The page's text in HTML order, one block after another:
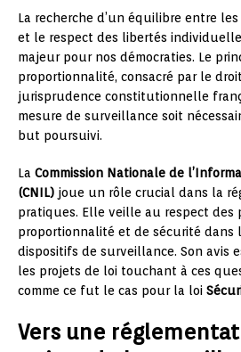
La recherche d’un équilibre entre
et le respect des libertés
majeur pour nos démocraties. Le
proportionnalité, consacré par le
jurisprudence constitutionnelle
mesure de surveillance soit
but poursuivi.
La Commission Nationale de
(CNIL) joue un rôle crucial dans la
pratiques. Elle veille au respect des
proportionnalité et de sécurité dans
dispositifs de surveillance. Son avis
les projets de loi touchant à ces
comme ce fut le cas pour la loi
Vers une